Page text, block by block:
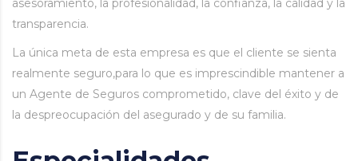
transparencia.
La única meta de esta empresa es que el cliente se sienta
realmente seguro,para lo que es imprescindible mantener a
un Agente de Seguros comprometido, clave del éxito y de
la despreocupación del asegurado y de su familia.